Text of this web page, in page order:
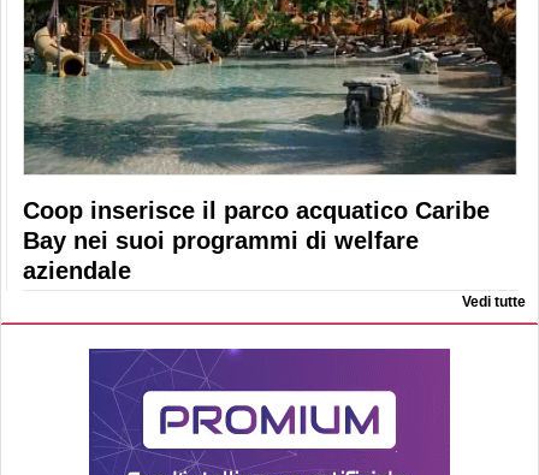
Coop inserisce il parco acquatico Caribe
Bay nei suoi programmi di welfare
aziendale
Vedi tutte